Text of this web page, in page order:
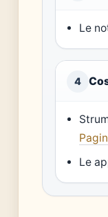
Le
4
Le